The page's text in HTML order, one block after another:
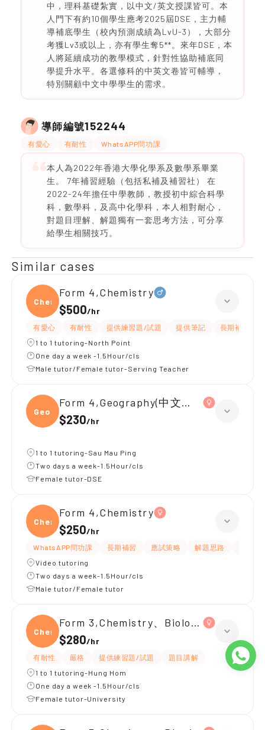
中，理科基礎紮實，以中文/英文授課皆可。本
人門下有約10個學生應考2025屆DSE，主力輔
導補底學生（校內預測成績為LvU-3），大部分
考獲Lv3或以上，亦有學生奪5**。來年DSE，本
人將延續成功的教學模式，針對性協助補底同
學提升水平。各選修科的中英文卷皆可輔導，
特別關顧中文中學學生的需求。
導師編號152244
有愛心 有耐性 WhatsAPP問功課
本人為2022年香港大學化學系及數學系畢業
生。 7年補習經驗（包括私補及補習社） 在
2022-24年擔任中學教師，教授初中綜合科學
科，數學科，及高中化學科，本人相對耐心，
對題目理解、解題獨有一套思考方法，可分享
給學生相關技巧。
Similar cases
Chemi
Form 4,Chemistry
$500/hr
有愛心 有耐性 提供練習題/試題 提供筆記
長期補習
1 to 1 tutoring-North Point
One day a week -1.5Hour/cls
Male tutor/Female tutor-Serving Teacher
Geogr
Form 4,Geography(中文卷)、
$230/hr
1 to 1 tutoring-Sau Mau Ping
Two days a week-1.5Hour/cls
Female tutor-DSE
Chemi
Form 4,Chemistry
$250/hr
WhatsAPP問功課 長期補習 應試策略 解題思路
Video tutoring
Two days a week-1.5Hour/cls
Male tutor/Female tutor
Chemi
Form 3,Chemistry、Biology、Physics
$280/hr
有耐性 嚴格 提供練習題/試題
題目講解
1 to 1 tutoring-Hung Hom
One day a week -1.5Hour/cls
Female tutor-University